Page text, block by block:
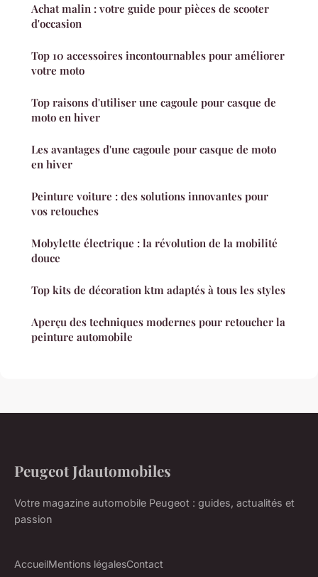
Achat malin : votre guide pour pièces de scooter
d'occasion
Top 10 accessoires incontournables pour améliorer
votre moto
Top raisons d'utiliser une cagoule pour casque de
moto en hiver
Les avantages d'une cagoule pour casque de moto
en hiver
Peinture voiture : des solutions innovantes pour
vos retouches
Mobylette électrique : la révolution de la mobilité
douce
Top kits de décoration ktm adaptés à tous les styles
Aperçu des techniques modernes pour retoucher la
peinture automobile
Peugeot Jdautomobiles
Votre magazine automobile Peugeot : guides, actualités et
passion
AccueilMentions légalesContact